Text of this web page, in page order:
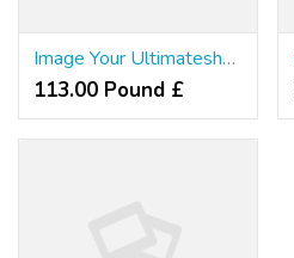
Image Your Ultimateshop Ru On Top. Read This And Make It So
113.00 Pound £